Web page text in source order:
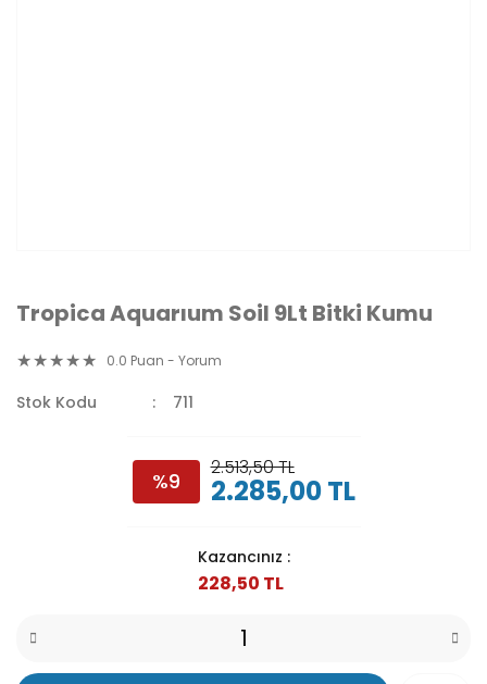
Tropica Aquarıum Soil 9Lt Bitki Kumu
0.0 Puan - Yorum
Stok Kodu 711
%9
2.513,50 TL
2.285,00 TL
Kazancınız :
228,50 TL